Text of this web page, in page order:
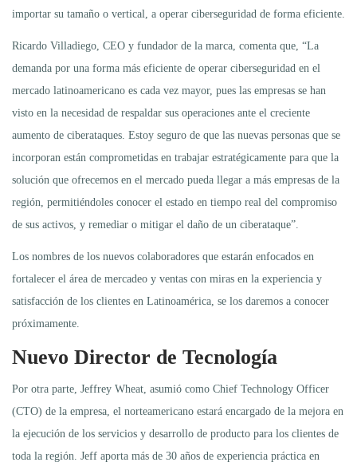
importar su tamaño o vertical, a operar ciberseguridad de forma eficiente.
Ricardo Villadiego, CEO y fundador de la marca, comenta que, “La
demanda por una forma más eficiente de operar ciberseguridad en el
mercado latinoamericano es cada vez mayor, pues las empresas se han
visto en la necesidad de respaldar sus operaciones ante el creciente
aumento de ciberataques. Estoy seguro de que las nuevas personas que se
incorporan están comprometidas en trabajar estratégicamente para que la
solución que ofrecemos en el mercado pueda llegar a más empresas de la
región, permitiéndoles conocer el estado en tiempo real del compromiso
de sus activos, y remediar o mitigar el daño de un ciberataque”.
Los nombres de los nuevos colaboradores que estarán enfocados en
fortalecer el área de mercadeo y ventas con miras en la experiencia y
satisfacción de los clientes en Latinoamérica, se los daremos a conocer
próximamente.
Nuevo Director de Tecnología
Por otra parte, Jeffrey Wheat, asumió como Chief Technology Officer
(CTO) de la empresa, el norteamericano estará encargado de la mejora en
la ejecución de los servicios y desarrollo de producto para los clientes de
toda la región. Jeff aporta más de 30 años de experiencia práctica en